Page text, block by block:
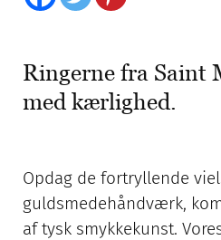
Ringerne fra Saint
med kærlighed.
Opdag de fortryllende
guldsmedehåndværk,
af tysk smykkekunst.